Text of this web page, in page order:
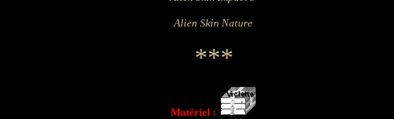
Alien Skin Nature
***
Matériel :